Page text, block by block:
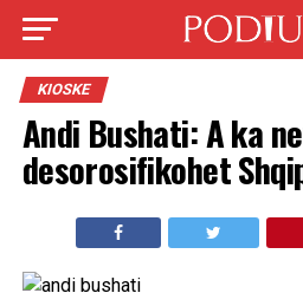
KIOSKE
Andi Bushati: A ka
desorosifikohet